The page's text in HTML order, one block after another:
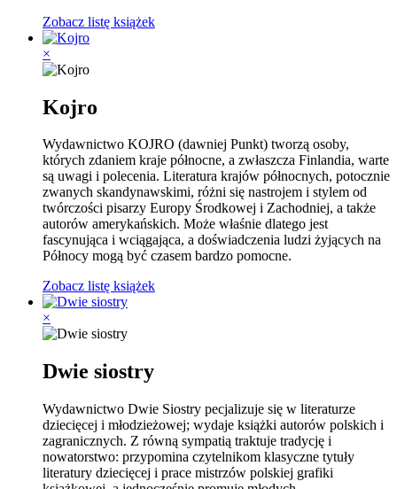
Zobacz listę książek
×
Kojro
Wydawnictwo KOJRO (dawniej Punkt) tworzą osoby,
których zdaniem kraje północne, a zwłaszcza Finlandia, warte
są uwagi i polecenia. Literatura krajów północnych, potocznie
zwanych skandynawskimi, różni się nastrojem i stylem od
twórczości pisarzy Europy Środkowej i Zachodniej, a także
autorów amerykańskich. Może właśnie dlatego jest
fascynująca i wciągająca, a doświadczenia ludzi żyjących na
Północy mogą być czasem bardzo pomocne.
Zobacz listę książek
×
Dwie siostry
Wydawnictwo Dwie Siostry pecjalizuje się w literaturze
dziecięcej i młodzieżowej; wydaje książki autorów polskich i
zagranicznych. Z równą sympatią traktuje tradycję i
nowatorstwo: przypomina czytelnikom klasyczne tytuły
literatury dziecięcej i prace mistrzów polskiej grafiki